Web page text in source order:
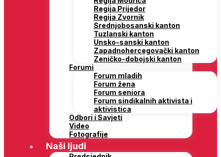
Regija Prijedor
Regija Zvornik
Srednjobosanski kanton
Tuzlanski kanton
Unsko-sanski kanton
Zapadnohercegovački kanton
Zeničko-dobojski kanton
Forumi
Forum mladih
Forum žena
Forum seniora
Forum sindikalnih aktivista i
aktivistica
Odbori i Savjeti
Video
Fotografije
Naši ljudi